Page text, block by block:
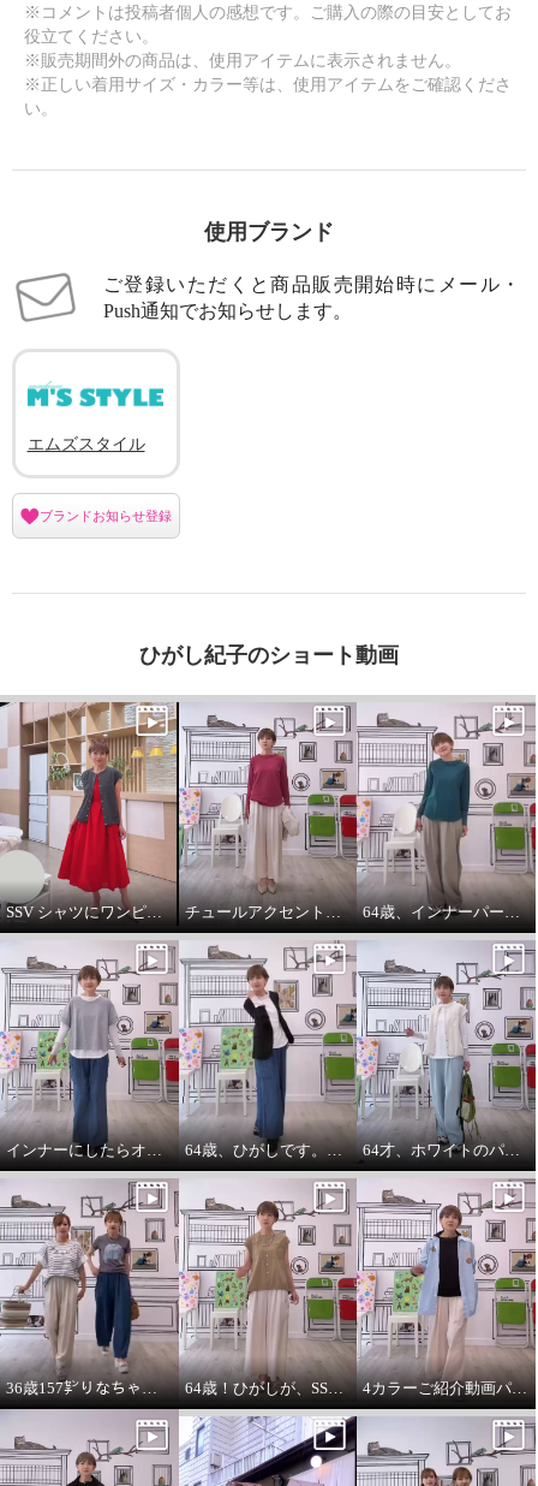
※コメントは投稿者個人の感想です。ご購入の際の目安としてお
役立てください。
※販売期間外の商品は、使用アイテムに表示されません。
※正しい着用サイズ・カラー等は、使用アイテムをご確認くださ
い。
使用ブランド
ご登録いただくと商品販売開始時にメール・
Push通知でお知らせします。
エムズスタイル
ブランドお知らせ登録
ひがし紀子のショート動画
SSV シャツにワンピースをコーデしてみました。 チュールアクセントパーカー64歳カジュアル大好きが推し！ 64歳、インナーパーカーは必需品です。
インナーにしたらオールシーズンいけます。インナーパーカー❤️ 64歳、ひがしです。わたしの時代は、やっぱりジャケットにパーカーを出す‼️ 64才、ホワイトのパーカーインナーはスタイリングに万能です。
36歳157㌢りなちゃんは60㌢丈、64歳163㌢のひがしは65㌢丈を履く 64歳！ひがしが、SSVのベスト最高！推し‼️コーデ 4カラーご紹介動画パーカー付きのインナーは、凄い使えます。